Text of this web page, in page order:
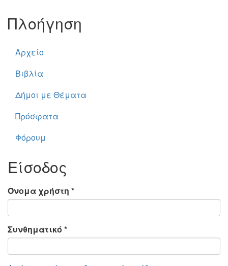
Πλοήγηση
Αρχείο
Βιβλία
Δήμοι με Θέματα
Πρόσφατα
Φόρουμ
Είσοδος
Όνομα χρήστη *
Συνθηματικό *